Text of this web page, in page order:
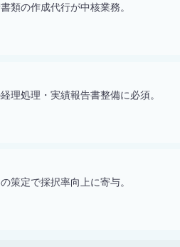
類の作成代行が中核業務。
理処理・実績報告書整備に必須。
策定で採択率向上に寄与。